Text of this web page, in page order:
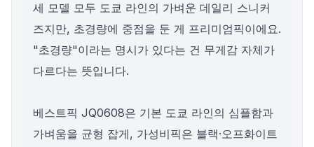
세 모델 모두 도쿄 라인의 가벼운 데일리 스니커
즈지만, 초경량에 중점을 둔 게 프리미엄픽이에요.
"초경량"이라는 명시가 있다는 건 무게감 자체가
다르다는 뜻입니다.
베스트픽 JQ0608은 기본 도쿄 라인의 심플함과
가벼움을 균형 잡게, 가성비픽은 블랙·오프화이트